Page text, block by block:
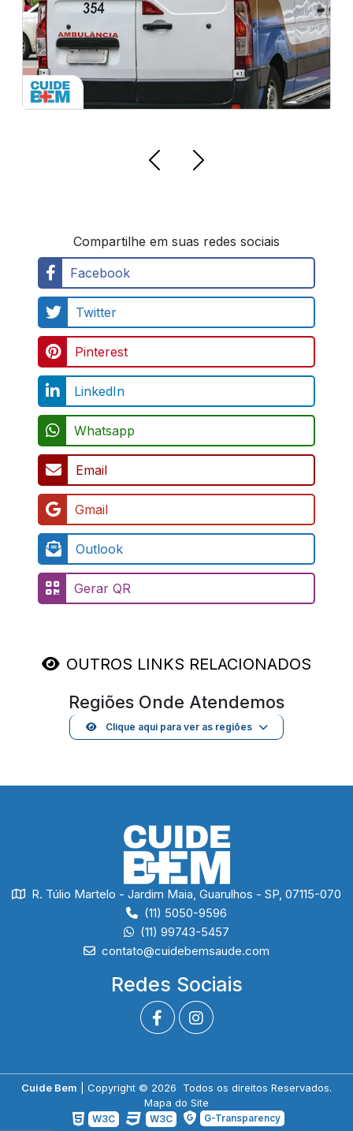
Compartilhe em suas redes sociais
Facebook
Twitter
Pinterest
LinkedIn
Whatsapp
Email
Gmail
Outlook
Gerar QR
OUTROS LINKS RELACIONADOS
Regiões Onde Atendemos
Clique aqui para ver as regiões
R. Túlio Martelo - Jardim Maia, Guarulhos - SP, 07115-070
(11) 5050-9596
(11) 99743-5457
contato@cuidebemsaude.com
Redes Sociais
Cuide Bem | Copyright © 2026 Todos os direitos Reservados.
Mapa do Site
W3C W3C G-Transparency